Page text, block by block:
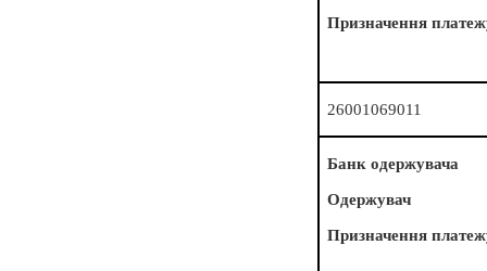
Призначення
26001069011
Банк одержувача
Одержувач
Призначення